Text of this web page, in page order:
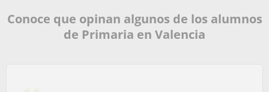
Conoce que opinan algunos de los alumnos
de Primaria en Valencia